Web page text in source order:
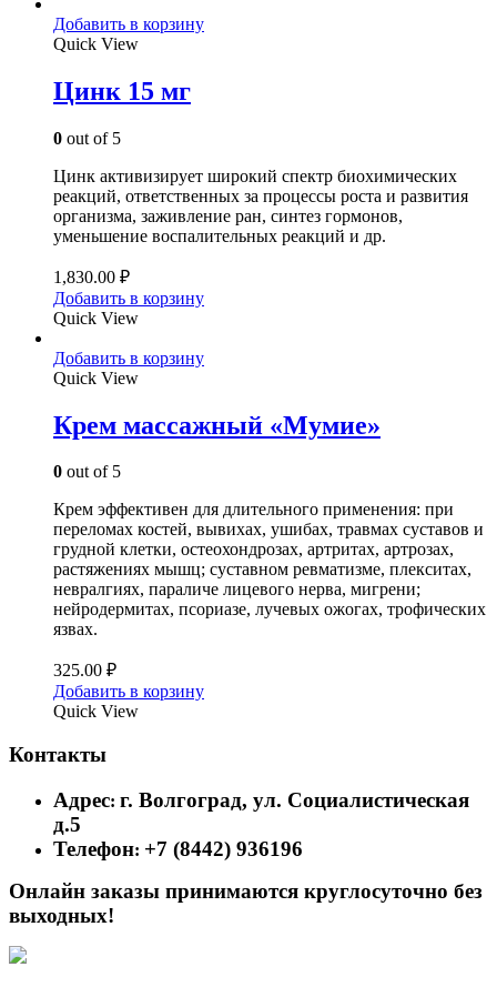
Добавить в корзину
Quick View
Цинк 15 мг
0 out of 5
Цинк активизирует широкий спектр биохимических
реакций, ответственных за процессы роста и развития
организма, заживление ран, синтез гормонов,
уменьшение воспалительных реакций и др.
1,830.00 ₽
Добавить в корзину
Quick View
Добавить в корзину
Quick View
Крем массажный «Мумие»
0 out of 5
Крем эффективен для длительного применения: при
переломах костей, вывихах, ушибах, травмах суставов и
грудной клетки, остеохондрозах, артритах, артрозах,
растяжениях мышц; суставном ревматизме, плекситах,
невралгиях, параличе лицевого нерва, мигрени;
нейродермитах, псориазе, лучевых ожогах, трофических
язвах.
325.00 ₽
Добавить в корзину
Quick View
Контакты
Адрес: г. Волгоград, ул. Социалистическая
д.5
Телефон: +7 (8442) 936196
Онлайн заказы принимаются круглосуточно без
выходных!